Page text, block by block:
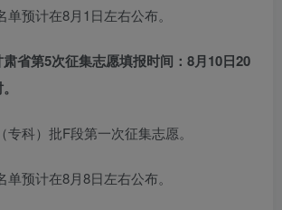
预计在8月1日左右公布。
省第5次征集志愿填报时间：8月10日20
科）批F段第一次征集志愿。
预计在8月8日左右公布。